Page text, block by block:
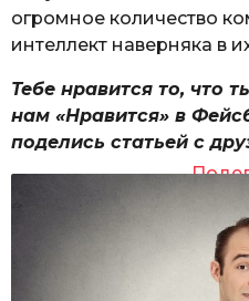
огромное количество
интеллект наверняка в
Тебе нравится то, что
нам «Нравится» в
поделись статьей с